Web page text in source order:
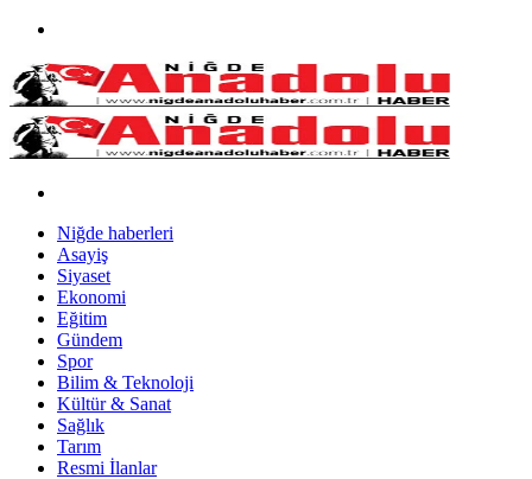
Niğde haberleri
Asayiş
Siyaset
Ekonomi
Eğitim
Gündem
Spor
Bilim & Teknoloji
Kültür & Sanat
Sağlık
Tarım
Resmi İlanlar